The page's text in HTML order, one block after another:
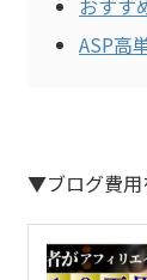
おすす
ASP高
▼ブログ費用